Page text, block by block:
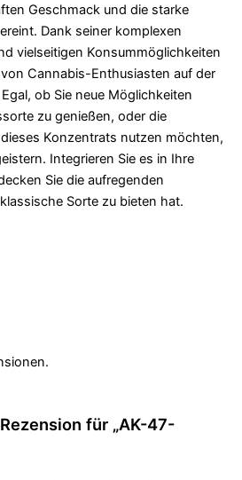
Geschmack und die starke
Dank seiner komplexen
vielseitigen Konsummöglichkeiten
Cannabis-Enthusiasten auf der
ob Sie neue Möglichkeiten
zu genießen, oder die
Konzentrats nutzen möchten,
Integrieren Sie es in Ihre
Sie die aufregenden
Sorte zu bieten hat.
für „AK-47-